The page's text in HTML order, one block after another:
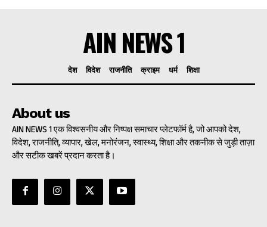
AIN NEWS 1
देश विदेश राजनीति क्राइम धर्म शिक्षा
About us
AIN NEWS 1 एक विश्वसनीय और निष्पक्ष समाचार प्लेटफॉर्म है, जो आपको देश,
विदेश, राजनीति, व्यापार, खेल, मनोरंजन, स्वास्थ्य, शिक्षा और तकनीक से जुड़ी ताज़ा
और सटीक खबरें प्रदान करता है।